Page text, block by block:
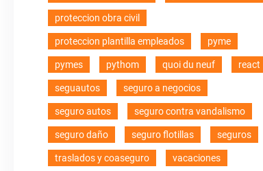
proteccion obra civil
proteccion plantilla empleados pyme
pymes pythom quoi du neuf react
seguautos seguro a negocios
seguro autos seguro contra vandalismo
seguro daño seguro flotillas seguros
traslados y coaseguro vacaciones